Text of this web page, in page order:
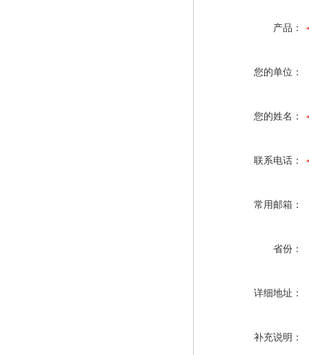
产品：
您的单位：
您的姓名：
联系电话：
常用邮箱：
省份：
详细地址：
补充说明：